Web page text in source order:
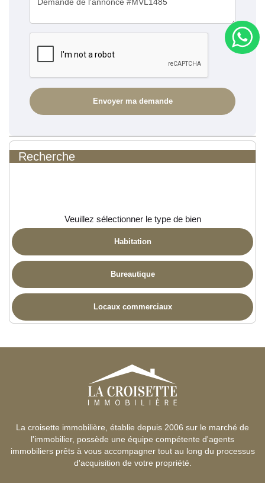
Recherche
Veuillez sélectionner le type de bien
Habitation
Bureautique
Locaux commerciaux
La croisette immobilière, établie depuis 2006 sur le marché de
l'immobilier, possède une équipe compétente d'agents
immobiliers prêts à vous accompagner tout au long du processus
d'acquisition de votre propriété.